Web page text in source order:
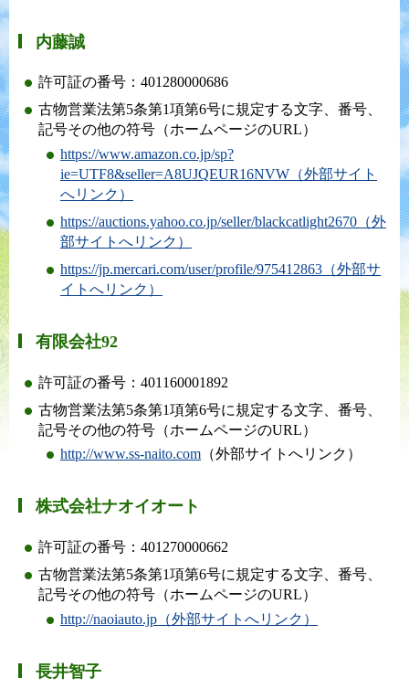
内藤誠
許可証の番号：401280000686
古物営業法第5条第1項第6号に規定する文字、番号、
記号その他の符号（ホームページのURL）
https://www.amazon.co.jp/sp?
ie=UTF8&seller=A8UJQEUR16NVW（外部サイト
へリンク）
https://auctions.yahoo.co.jp/seller/blackcatlight2670（外
部サイトへリンク）
https://jp.mercari.com/user/profile/975412863（外部サ
イトへリンク）
有限会社92
許可証の番号：401160001892
古物営業法第5条第1項第6号に規定する文字、番号、
記号その他の符号（ホームページのURL）
http://www.ss-naito.com （外部サイトへリンク）
株式会社ナオイオート
許可証の番号：401270000662
古物営業法第5条第1項第6号に規定する文字、番号、
記号その他の符号（ホームページのURL）
http://naoiauto.jp（外部サイトへリンク）
長井智子